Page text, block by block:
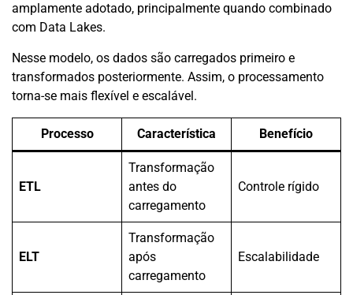
amplamente adotado, principalmente quando combinado
com Data Lakes.
Nesse modelo, os dados são carregados primeiro e
transformados posteriormente. Assim, o processamento
torna-se mais flexível e escalável.
Processo Característica Benefício
ETL
Transformação
antes do
carregamento
Controle rígido
ELT
Transformação
após
carregamento
Escalabilidade